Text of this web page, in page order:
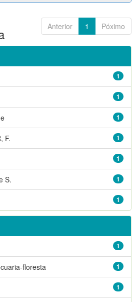
Anterior 1 Póximo
1
1
1
1
F.
1
1
S.
1
1
1
floresta
1